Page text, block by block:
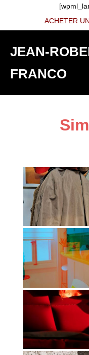
ACHETER
JEAN-
FRANCO